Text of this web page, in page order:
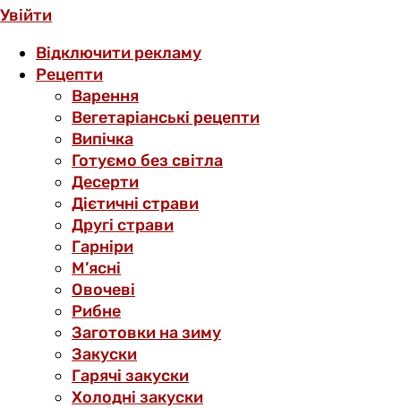
Увійти
Відключити рекламу
Рецепти
Варення
Вегетаріанські рецепти
Випічка
Готуємо без світла
Десерти
Дієтичні страви
Другі страви
Гарніри
М’ясні
Овочеві
Рибне
Заготовки на зиму
Закуски
Гарячі закуски
Холодні закуски